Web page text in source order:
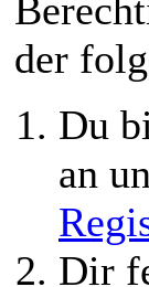
der
Du
an
Dir